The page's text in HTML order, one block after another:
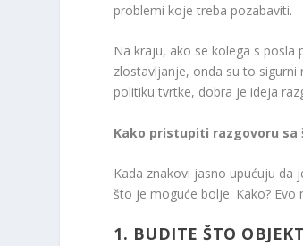
problemi koje treba pozabaviti.
Na kraju, ako se kolega s
zlostavljanje, onda su to sigurni
politiku tvrtke, dobra je ideja
Kako pristupiti razgovoru sa
Kada znakovi jasno upućuju
što je moguće bolje. Kako? Evo
1. BUDITE ŠTO